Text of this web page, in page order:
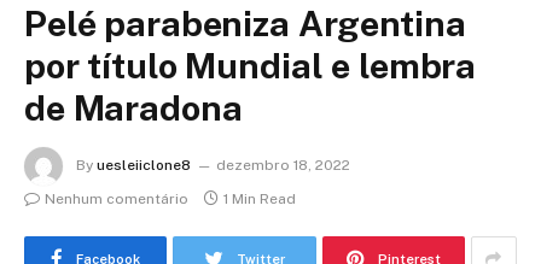
Pelé parabeniza Argentina
por título Mundial e lembra
de Maradona
By uesleiiclone8
dezembro 18, 2022
Nenhum comentário
1 Min Read
Facebook Twitter Pinterest